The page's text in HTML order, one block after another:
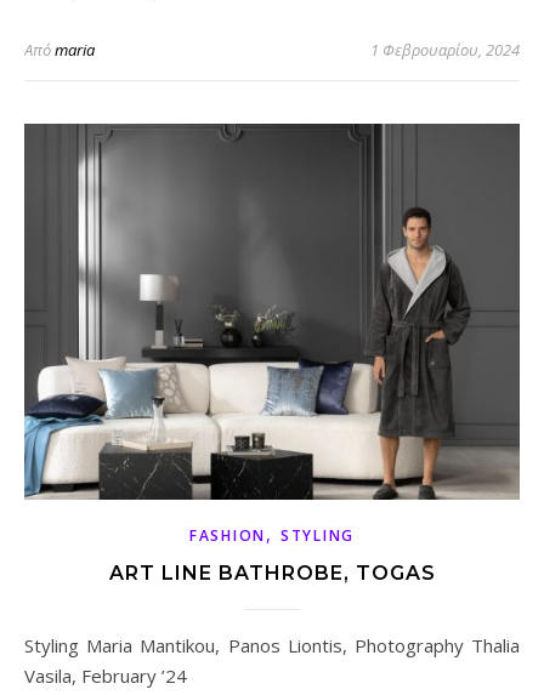
Απόmaria 1 Φεβρουαρίου, 2024
FASHION, STYLING
ART LINE BATHROBE, TOGAS
Styling Maria Mantikou, Panos Liontis, Photography Thalia
Vasila, February ’24